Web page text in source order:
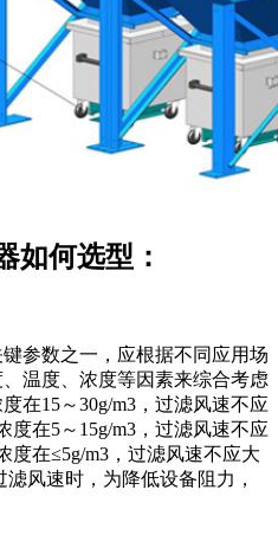
何选型：
参数之一，应根据不同应用场
温度、浓度等因素来综合考虑
在15～30g/m3，过滤风速不应
度在5～15g/m3，过滤风速不应
度在≤5g/m3，过滤风速不应大
风速时，为降低设备阻力，